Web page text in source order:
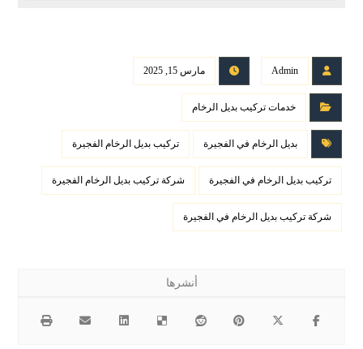
Admin مارس 15, 2025
خدمات تركيب بديل الرخام
بديل الرخام في الفجيرة تركيب بديل الرخام الفجيرة
تركيب بديل الرخام في الفجيرة شركة تركيب بديل الرخام الفجيرة
شركة تركيب بديل الرخام في الفجيرة